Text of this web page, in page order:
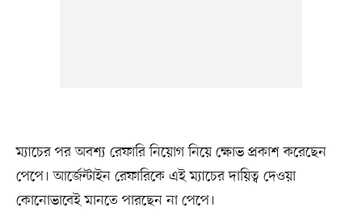
ম্যাচের পর অবশ্য রেফারি নিয়োগ নিয়ে ক্ষোভ প্রকাশ করেছেন
পেপে। আর্জেন্টাইন রেফারিকে এই ম্যাচের দায়িত্ব দেওয়া
কোনোভাবেই মানতে পারছেন না পেপে।